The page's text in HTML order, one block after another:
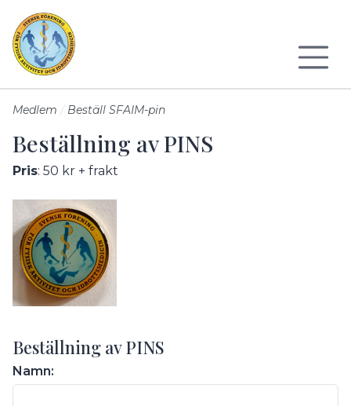
Medlem Beställ SFAIM-pin
Beställning av PINS
Pris: 50 kr + frakt
Beställning av PINS
Namn: